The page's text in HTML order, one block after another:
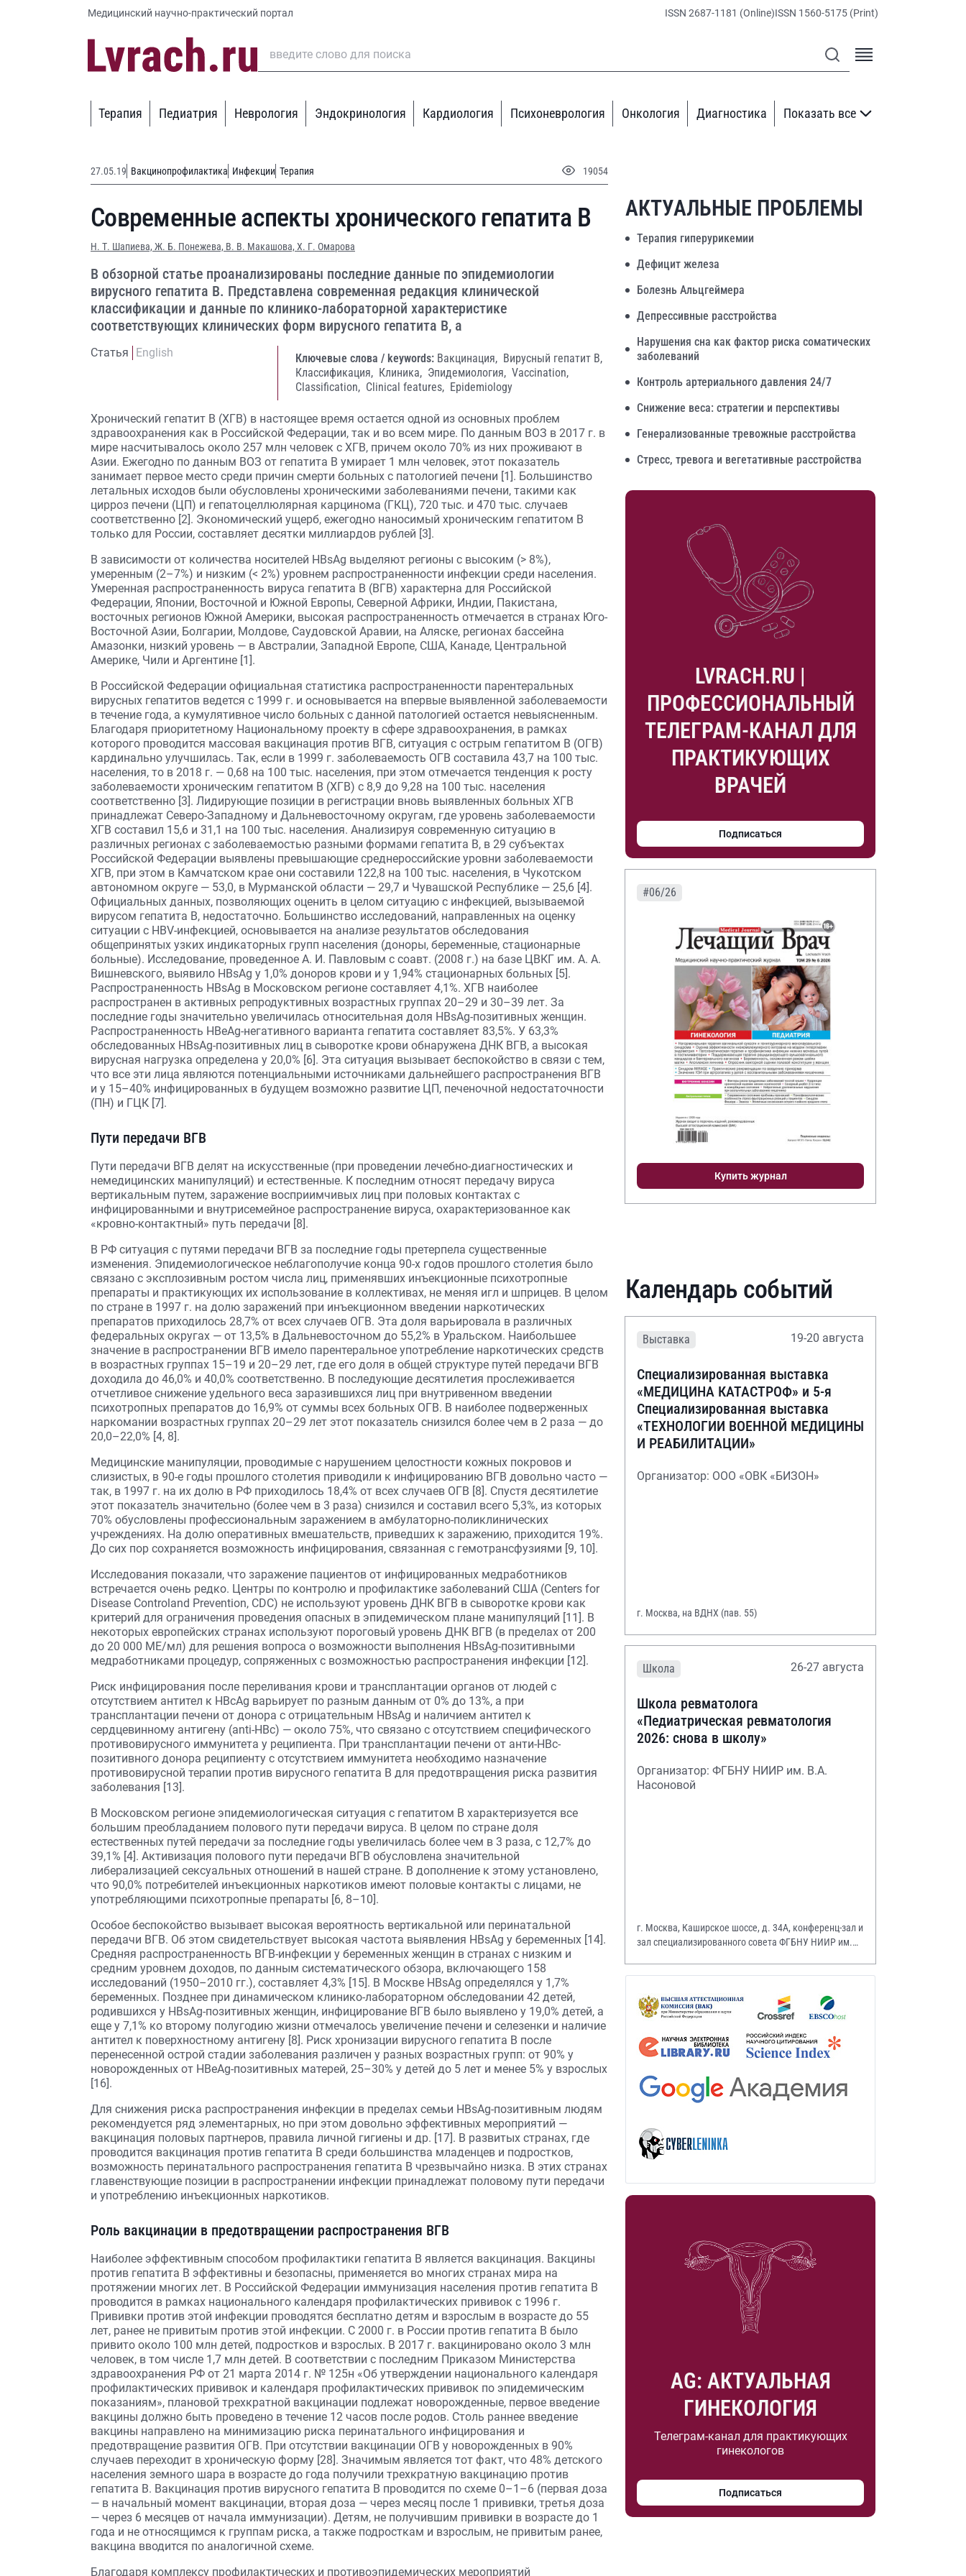
Медицинский научно-практический портал ISSN 2687-1181 (Online)ISSN 1560-5175 (Print)
Терапия Педиатрия Неврология Эндокринология Кардиология Психоневрология Онкология Диагностика Показать все
27.05.19 Вакцинопрофилактика Инфекции Терапия 19054
Современные аспекты хронического гепатита В
Н. Т. Шапиева, Ж. Б. Понежева, В. В. Макашова, Х. Г. Омарова
В обзорной статье проанализированы последние данные по эпидемиологии
вирусного гепатита В. Представлена современная редакция клинической
классификации и данные по клинико-лабораторной характеристике
соответствующих клинических форм вирусного гепатита В, а
Статья English Ключевые слова / keywords: Вакцинация, Вирусный гепатит В,
Классификация, Клиника, Эпидемиология, Vaccination,
Classification, Сlinical features, Epidemiology
Хронический гепатит В (ХГВ) в настоящее время остается одной из основных проблем
здравоохранения как в Российской Федерации, так и во всем мире. По данным ВОЗ в 2017 г. в
мире насчитывалось около 257 млн человек с ХГВ, причем около 70% из них проживают в
Азии. Ежегодно по данным ВОЗ от гепатита В умирает 1 млн человек, этот показатель
занимает первое место среди причин смерти больных с патологией печени [1]. Большинство
летальных исходов были обусловлены хроническими заболеваниями печени, такими как
цирроз печени (ЦП) и гепатоцеллюлярная карцинома (ГКЦ), 720 тыс. и 470 тыс. случаев
соответственно [2]. Экономический ущерб, ежегодно наносимый хроническим гепатитом В
только для России, составляет десятки миллиардов рублей [3].
В зависимости от количества носителей HBsAg выделяют регионы с высоким (> 8%),
умеренным (2–7%) и низким (< 2%) уровнем распространенности инфекции среди населения.
Умеренная распространенность вируса гепатита B (ВГВ) характерна для Российской
Федерации, Японии, Восточной и Южной Европы, Северной Африки, Индии, Пакистана,
восточных регионов Южной Америки, высокая распространенность отмечается в странах Юго-
Восточной Азии, Болгарии, Молдове, Саудовской Аравии, на Аляске, регионах бассейна
Амазонки, низкий уровень — в Австралии, Западной Европе, США, Канаде, Центральной
Америке, Чили и Аргентине [1].
В Российской Федерации официальная статистика распространенности парентеральных
вирусных гепатитов ведется с 1999 г. и основывается на впервые выявленной заболеваемости
в течение года, а кумулятивное число больных с данной патологией остается невыясненным.
Благодаря приоритетному Национальному проекту в сфере здравоохранения, в рамках
которого проводится массовая вакцинация против ВГВ, ситуация с острым гепатитом В (ОГВ)
кардинально улучшилась. Так, если в 1999 г. заболеваемость ОГВ составила 43,7 на 100 тыс.
населения, то в 2018 г. — 0,68 на 100 тыс. населения, при этом отмечается тенденция к росту
заболеваемости хроническим гепатитом B (ХГВ) с 8,9 до 9,28 на 100 тыс. населения
соответственно [3]. Лидирующие позиции в регистрации вновь выявленных больных ХГВ
принадлежат Северо-Западному и Дальневосточному округам, где уровень заболеваемости
ХГВ составил 15,6 и 31,1 на 100 тыс. населения. Анализируя современную ситуацию в
различных регионах с заболеваемостью разными формами гепатита В, в 29 субъектах
Российской Федерации выявлены превышающие среднероссийские уровни заболеваемости
ХГВ, при этом в Камчатском крае они составили 122,8 на 100 тыс. населения, в Чукотском
автономном округе — 53,0, в Мурманской области — 29,7 и Чувашской Республике — 25,6 [4].
Официальных данных, позволяющих оценить в целом ситуацию с инфекцией, вызываемой
вирусом гепатита В, недостаточно. Большинство исследований, направленных на оценку
ситуации с НВV-инфекцией, основывается на анализе результатов обследования
общепринятых узких индикаторных групп населения (доноры, беременные, стационарные
больные). Исследование, проведенное А. И. Павловым с соавт. (2008 г.) на базе ЦВКГ им. А. А.
Вишневского, выявило HBsAg у 1,0% доноров крови и у 1,94% стационарных больных [5].
Распространенность HBsAg в Московском регионе составляет 4,1%. ХГВ наиболее
распространен в активных репродуктивных возрастных группах 20–29 и 30–39 лет. За
последние годы значительно увеличилась относительная доля HВsAg-позитивных женщин.
Распространенность HBeAg-негативного варианта гепатита составляет 83,5%. У 63,3%
обследованных HВsAg-позитивных лиц в сыворотке крови обнаружена ДНК ВГВ, а высокая
вирусная нагрузка определена у 20,0% [6]. Эта ситуация вызывает беспокойство в связи с тем,
что все эти лица являются потенциальными источниками дальнейшего распространения ВГВ
и у 15–40% инфицированных в будущем возможно развитие ЦП, печеночной недостаточности
(ПН) и ГЦК [7].
Пути передачи ВГВ
Пути передачи ВГВ делят на искусственные (при проведении лечебно-диагностических и
немедицинских манипуляций) и естественные. К последним относят передачу вируса
вертикальным путем, заражение восприимчивых лиц при половых контактах с
инфицированными и внутрисемейное распространение вируса, охарактеризованное как
«кровно-контактный» путь передачи [8].
В РФ ситуация с путями передачи ВГВ за последние годы претерпела существенные
изменения. Эпидемиологическое неблагополучие конца 90-х годов прошлого столетия было
связано с эксплозивным ростом числа лиц, применявших инъекционные психотропные
препараты и практикующих их использование в коллективах, не меняя игл и шприцев. В целом
по стране в 1997 г. на долю заражений при инъекционном введении наркотических
препаратов приходилось 28,7% от всех случаев ОГВ. Эта доля варьировала в различных
федеральных округах — от 13,5% в Дальневосточном до 55,2% в Уральском. Наибольшее
значение в распространении ВГВ имело парентеральное употребление наркотических средств
в возрастных группах 15–19 и 20–29 лет, где его доля в общей структуре путей передачи ВГВ
доходила до 46,0% и 40,0% соответственно. В последующие десятилетия прослеживается
отчетливое снижение удельного веса заразившихся лиц при внутривенном введении
психотропных препаратов до 16,9% от суммы всех больных ОГВ. В наиболее подверженных
наркомании возрастных группах 20–29 лет этот показатель снизился более чем в 2 раза — до
20,0–22,0% [4, 8].
Медицинские манипуляции, проводимые с нарушением целостности кожных покровов и
слизистых, в 90-е годы прошлого столетия приводили к инфицированию ВГВ довольно часто —
так, в 1997 г. на их долю в РФ приходилось 18,4% от всех случаев ОГВ [8]. Спустя десятилетие
этот показатель значительно (более чем в 3 раза) снизился и составил всего 5,3%, из которых
70% обусловлены профессиональным заражением в амбулаторно-поликлинических
учреждениях. На долю оперативных вмешательств, приведших к заражению, приходится 19%.
До сих пор сохраняется возможность инфицирования, связанная с гемотрансфузиями [9, 10].
Исследования показали, что заражение пациентов от инфицированных медработников
встречается очень редко. Центры по контролю и профилактике заболеваний США (Centers for
Disease Controland Prevention, CDC) не используют уровень ДНК ВГВ в сыворотке крови как
критерий для ограничения проведения опасных в эпидемическом плане манипуляций [11]. В
некоторых европейских странах используют пороговый уровень ДНК ВГВ (в пределах от 200
до 20 000 МЕ/мл) для решения вопроса о возможности выполнения HBsAg-позитивными
медработниками процедур, сопряженных с возможностью распространения инфекции [12].
Риск инфицирования после переливания крови и трансплантации органов от людей с
отсутствием антител к HBcAg варьирует по разным данным от 0% до 13%, а при
трансплантации печени от донора с отрицательным HBsAg и наличием антител к
сердцевинному антигену (anti-HBc) — около 75%, что связано с отсутствием специфического
противовирусного иммунитета у реципиента. При трансплантации печени от анти-НВс-
позитивного донора реципиенту с отсутствием иммунитета необходимо назначение
противовирусной терапии против вирусного гепатита В для предотвращения риска развития
заболевания [13].
В Московском регионе эпидемиологическая ситуация с гепатитом В характеризуется все
большим преобладанием полового пути передачи вируса. В целом по стране доля
естественных путей передачи за последние годы увеличилась более чем в 3 раза, с 12,7% до
39,1% [4]. Активизация полового пути передачи ВГВ обусловлена значительной
либерализацией сексуальных отношений в нашей стране. В дополнение к этому установлено,
что 90,0% потребителей инъекционных наркотиков имеют половые контакты с лицами, не
употребляющими психотропные препараты [6, 8–10].
Особое беспокойство вызывает высокая вероятность вертикальной или перинатальной
передачи ВГВ. Об этом свидетельствует высокая частота выявления HBsAg у беременных [14].
Средняя распространенность ВГВ-инфекции у беременных женщин в странах с низким и
средним уровнем доходов, по данным систематического обзора, включающего 158
исследований (1950–2010 гг.), составляет 4,3% [15]. В Москве HBsAg определялся у 1,7%
беременных. Позднее при динамическом клинико-лабораторном обследовании 42 детей,
родившихся у HBsAg-позитивных женщин, инфицирование ВГВ было выявлено у 19,0% детей, а
еще у 7,1% ко второму полугодию жизни отмечалось увеличение печени и селезенки и наличие
антител к поверхностному антигену [8]. Риск хронизации вирусного гепатита В после
перенесенной острой стадии заболевания различен у разных возрастных групп: от 90% у
новорожденных от HBeAg-позитивных матерей, 25–30% у детей до 5 лет и менее 5% у взрослых
[16].
Для снижения риска распространения инфекции в пределах семьи HBsAg-позитивным людям
рекомендуется ряд элементарных, но при этом довольно эффективных мероприятий —
вакцинация половых партнеров, правила личной гигиены и др. [17]. В развитых странах, где
проводится вакцинация против гепатита В среди большинства младенцев и подростков,
возможность перинатального распространения гепатита В чрезвычайно низка. В этих странах
главенствующие позиции в распространении инфекции принадлежат половому пути передачи
и употреблению инъекционных наркотиков.
Роль вакцинации в предотвращении распространения ВГВ
Наиболее эффективным способом профилактики гепатита В является вакцинация. Вакцины
против гепатита В эффективны и безопасны, применяется во многих странах мира на
протяжении многих лет. В Российской Федерации иммунизация населения против гепатита В
проводится в рамках национального календаря профилактических прививок с 1996 г.
Прививки против этой инфекции проводятся бесплатно детям и взрослым в возрасте до 55
лет, ранее не привитым против этой инфекции. С 2000 г. в России против гепатита В было
привито около 100 млн детей, подростков и взрослых. В 2017 г. вакцинировано около 3 млн
человек, в том числе 1,7 млн детей. В соответствии с последним Приказом Министерства
здравоохранения РФ от 21 марта 2014 г. № 125н «Об утверждении национального календаря
профилактических прививок и календаря профилактических прививок по эпидемическим
показаниям», плановой трехкратной вакцинации подлежат новорожденные, первое введение
вакцины должно быть проведено в течение 12 часов после родов. Столь раннее введение
вакцины направлено на минимизацию риска перинатального инфицирования и
предотвращение развития ОГВ. При отсутствии вакцинации ОГВ у новорожденных в 90%
случаев переходит в хроническую форму [28]. Значимым является тот факт, что 48% детского
населения земного шара в возрасте до года получили трехкратную вакцинацию против
гепатита В. Вакцинация против вирусного гепатита B проводится по схеме 0–1–6 (первая доза
— в начальный момент вакцинации, вторая доза — через месяц после 1 прививки, третья доза
— через 6 месяцев от начала иммунизации). Детям, не получившим прививки в возрасте до 1
года и не относящимся к группам риска, а также подросткам и взрослым, не привитым ранее,
вакцина вводится по аналогичной схеме.
Благодаря комплексу профилактических и противоэпидемических мероприятий
АКТУАЛЬНЫЕ ПРОБЛЕМЫ
Терапия гиперурикемии
Дефицит железа
Болезнь Альцгеймера
Депрессивные расстройства
Нарушения сна как фактор риска соматических
заболеваний
Контроль артериального давления 24/7
Снижение веса: стратегии и перспективы
Генерализованные тревожные расстройства
Стресс, тревога и вегетативные расстройства
LVRACH.RU |
ПРОФЕССИОНАЛЬНЫЙ
ТЕЛЕГРАМ-КАНАЛ ДЛЯ
ПРАКТИКУЮЩИХ
ВРАЧЕЙ
Подписаться
#06/26
Купить журнал
Календарь событий
Выставка 19-20 августа
Специализированная выставка
«МЕДИЦИНА КАТАСТРОФ» и 5-я
Специализированная выставка
«ТЕХНОЛОГИИ ВОЕННОЙ МЕДИЦИНЫ
И РЕАБИЛИТАЦИИ»
Организатор: ООО «ОВК «БИЗОН»
г. Москва, на ВДНХ (пав. 55)
Школа 26-27 августа
Школа ревматолога
«Педиатрическая ревматология
2026: снова в школу»
Организатор: ФГБНУ НИИР им. В.А.
Насоновой
г. Москва, Каширское шоссе, д. 34А, конференц-зал и
зал специализированного совета ФГБНУ НИИР им.
AG: АКТУАЛЬНАЯ
ГИНЕКОЛОГИЯ
Телеграм-канал для практикующих
гинекологов
Подписаться